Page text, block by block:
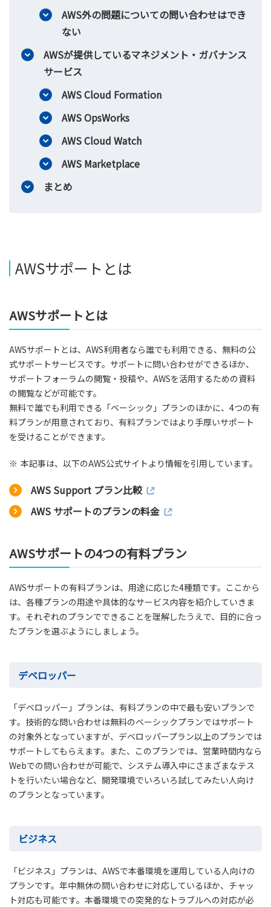
AWS外の問題についての問い合わせはでき
ない
AWSが提供しているマネジメント・ガバナンス
サービス
AWS Cloud Formation
AWS OpsWorks
AWS Cloud Watch
AWS Marketplace
まとめ
AWSサポートとは
AWSサポートとは
AWSサポートとは、AWS利用者なら誰でも利用できる、無料の公
式サポートサービスです。サポートに問い合わせができるほか、
サポートフォーラムの閲覧・投稿や、AWSを活用するための資料
の閲覧などが可能です。
無料で誰でも利用できる「ベーシック」プランのほかに、4つの有
料プランが用意されており、有料プランではより手厚いサポート
を受けることができます。
※ 本記事は、以下のAWS公式サイトより情報を引用しています。
AWS Support プラン比較
AWS サポートのプランの料金
AWSサポートの4つの有料プラン
AWSサポートの有料プランは、用途に応じた4種類です。ここから
は、各種プランの用途や具体的なサービス内容を紹介していきま
す。それぞれのプランでできることを理解したうえで、目的に合っ
たプランを選ぶようにしましょう。
デベロッパー
「デベロッパー」プランは、有料プランの中で最も安いプランで
す。技術的な問い合わせは無料のベーシックプランではサポート
の対象外となっていますが、デベロッパープラン以上のプランでは
サポートしてもらえます。また、このプランでは、営業時間内なら
Webでの問い合わせが可能で、システム導入中にさまざまなテス
トを行いたい場合など、開発環境でいろいろ試してみたい人向け
のプランとなっています。
ビジネス
「ビジネス」プランは、AWSで本番環境を運用している人向けの
プランです。年中無休の問い合わせに対応しているほか、チャッ
ト対応も可能です。本番環境での突発的なトラブルへの対応が必